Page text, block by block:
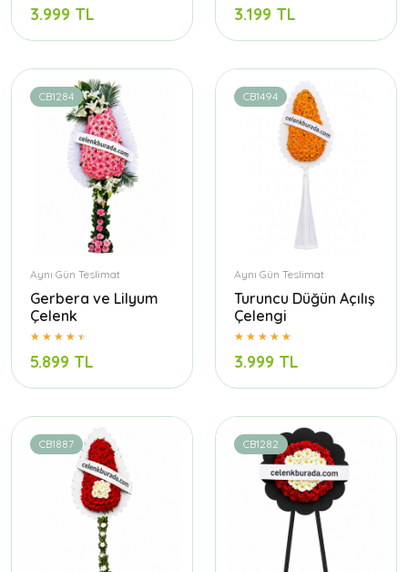
3.999 TL 3.199 TL
CB1284
Aynı Gün Teslimat
Gerbera ve Lilyum
Çelenk
5.899 TL
CB1494
Aynı Gün Teslimat
Turuncu Düğün Açılış
Çelengi
3.999 TL
CB1887 CB1282